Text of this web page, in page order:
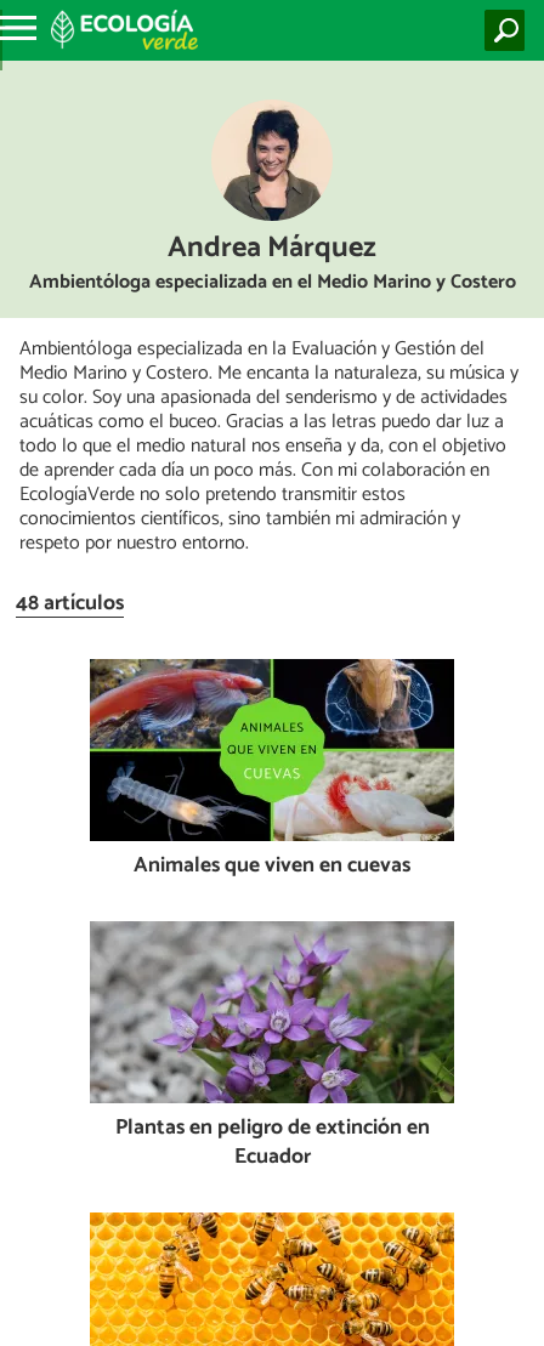
Andrea Márquez
Ambientóloga especializada en el Medio Marino y Costero
Ambientóloga especializada en la Evaluación y Gestión del
Medio Marino y Costero. Me encanta la naturaleza, su música y
su color. Soy una apasionada del senderismo y de actividades
acuáticas como el buceo. Gracias a las letras puedo dar luz a
todo lo que el medio natural nos enseña y da, con el objetivo
de aprender cada día un poco más. Con mi colaboración en
EcologíaVerde no solo pretendo transmitir estos
conocimientos científicos, sino también mi admiración y
respeto por nuestro entorno.
48 artículos
Animales que viven en cuevas
Plantas en peligro de extinción en
Ecuador